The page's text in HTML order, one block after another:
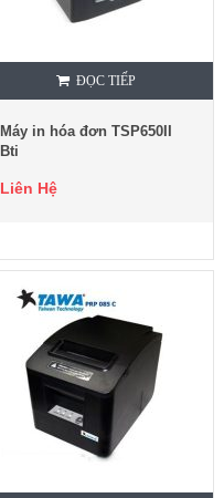
ĐỌC TIẾP
Máy in hóa đơn TSP650II
Bti
Liên Hệ